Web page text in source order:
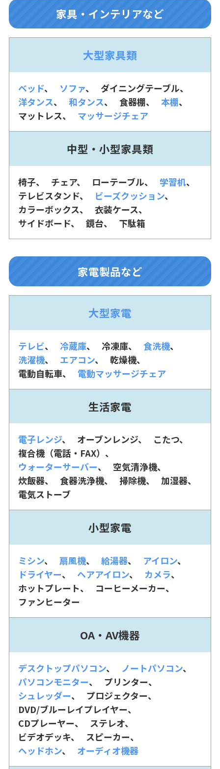
家具・インテリアなど
大型家具類
ベッド ソファ
ダイニングテーブル
洋タンス
和タンス 食器棚
本棚
マットレス
マッサージチェア
中型・小型家具類
椅子 チェア ローテーブル
学習机
テレビスタンド
ビーズクッション
カラーボックス
衣装ケース
サイドボード
鏡台 下駄箱
家電製品など
大型家電
テレビ 冷蔵庫 冷凍庫
食洗機
洗濯機
エアコン
乾燥機
電動自転車
電動マッサージチェア
生活家電
電子レンジ オーブンレンジ
こたつ
複合機（電話・FAX）
ウォーターサーバー
空気清浄機
炊飯器
食器洗浄機 掃除機
加湿器
電気ストーブ
小型家電
ミシン 扇風機 給湯器
アイロン
ドライヤー
ヘアアイロン
カメラ
ホットプレート
コーヒーメーカー
ファンヒーター
OA・AV機器
デスクトップパソコン
ノートパソコン
パソコンモニター
プリンター
シュレッダー
プロジェクター
DVD/ブルーレイプレイヤー
CDプレーヤー
ステレオ
ビデオデッキ
スピーカー
ヘッドホン
オーディオ機器